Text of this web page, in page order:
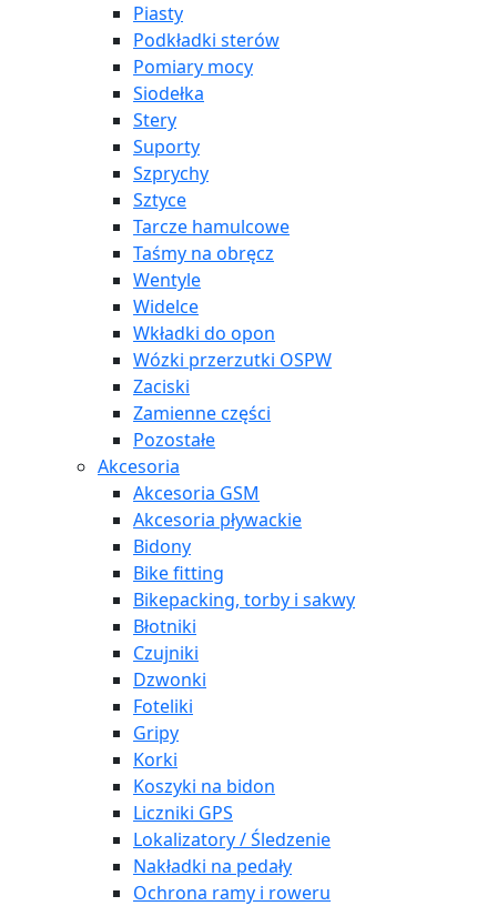
Piasty
Podkładki sterów
Pomiary mocy
Siodełka
Stery
Suporty
Szprychy
Sztyce
Tarcze hamulcowe
Taśmy na obręcz
Wentyle
Widelce
Wkładki do opon
Wózki przerzutki OSPW
Zaciski
Zamienne części
Pozostałe
Akcesoria
Akcesoria GSM
Akcesoria pływackie
Bidony
Bike fitting
Bikepacking, torby i sakwy
Błotniki
Czujniki
Dzwonki
Foteliki
Gripy
Korki
Koszyki na bidon
Liczniki GPS
Lokalizatory / Śledzenie
Nakładki na pedały
Ochrona ramy i roweru